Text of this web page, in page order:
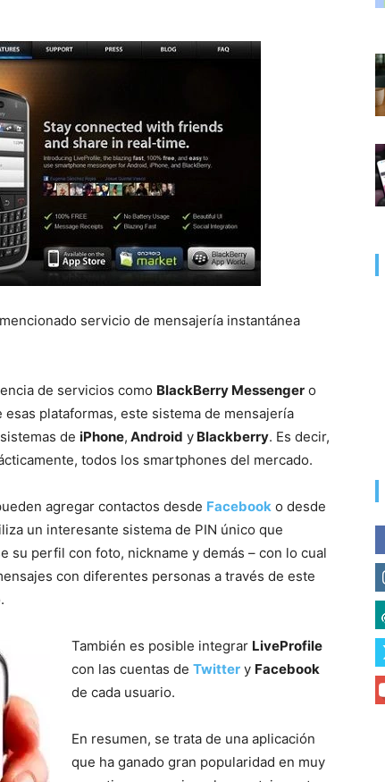
servicio de mensajería instantánea
de servicios como BlackBerry Messenger o
plataformas, este sistema de mensajería
de iPhone, Android y Blackberry. Es decir,
todos los smartphones del mercado.
agregar contactos desde Facebook o desde
un interesante sistema de PIN único que
su perfil con foto, nickname y demás – con lo cual
con diferentes personas a través de este
También es posible integrar LiveProfile
con las cuentas de Twitter y Facebook
de cada usuario.
En resumen, se trata de una aplicación
que ha ganado gran popularidad en muy